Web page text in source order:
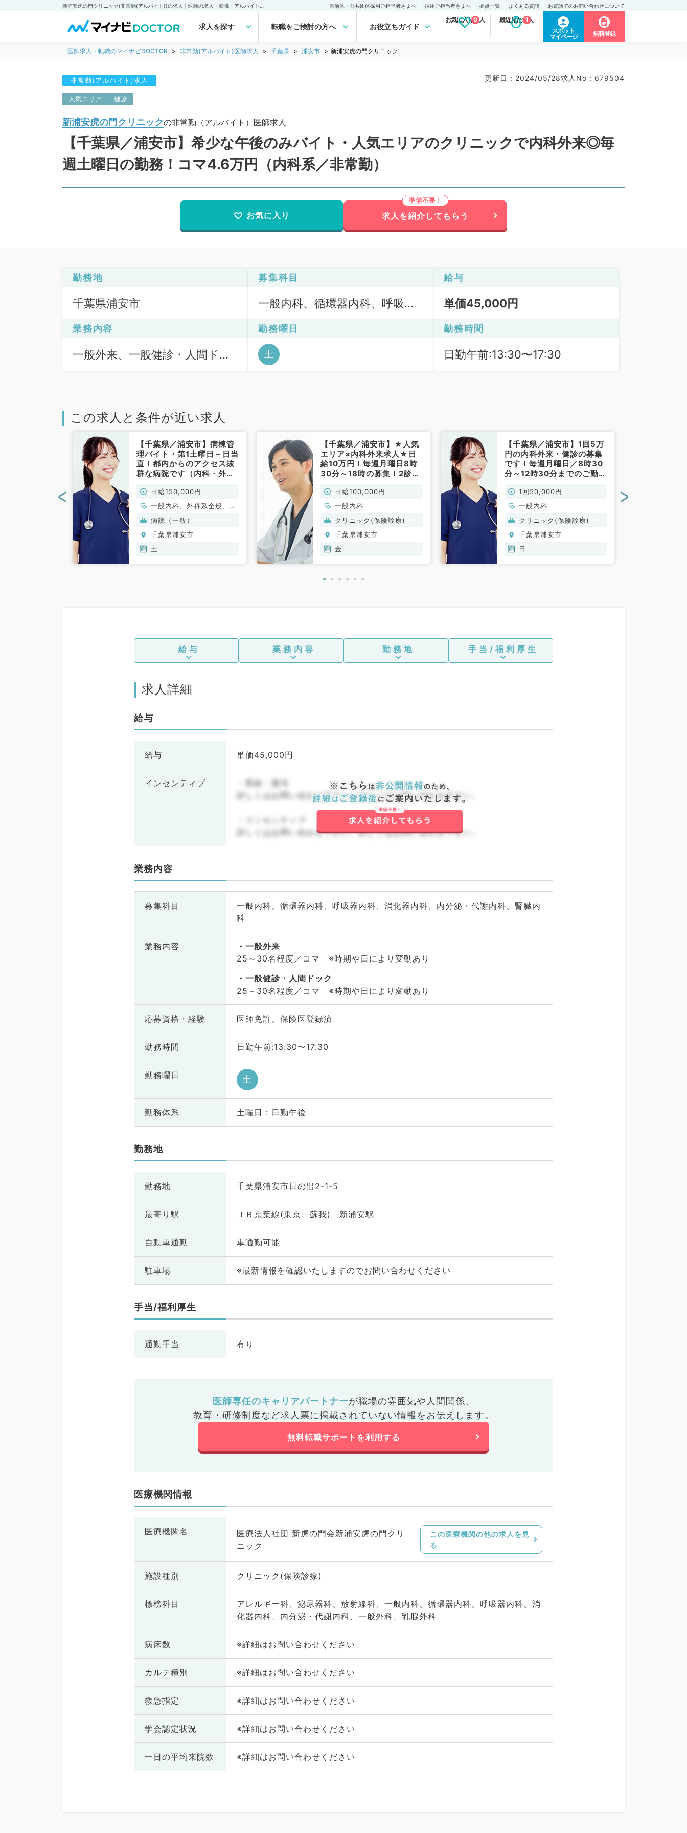
自治体・公共団体採用ご担当者さまへ 採用ご担当者さまへ 拠点一覧 よくある質問 お電話でのお問い合わせについて
求人を探す 転職をご検討の方へ お役立ちガイド
お気に入り求人
0 最近見た求人
1
スポット
マイページ
無料登録
医師求人・転職のマイナビDOCTOR 非常勤(アルバイト)医師求人 千葉県 浦安市 新浦安虎の門クリニック
非常勤(アルバイト)求人 更新日 : 2024/05/28求人No : 679504
人気エリア 健診
新浦安虎の門クリニックの非常勤（アルバイト）医師求人
【千葉県／浦安市】希少な午後のみバイト・人気エリアのクリニックで内科外来◎毎
週土曜日の勤務！コマ4.6万円（内科系／非常勤）
お気に入り 求人を紹介してもらう
勤務地
千葉県浦安市
募集科目
一般内科、循環器内科、呼吸器
謝内科、腎臓内科
給与
単価45,000円
業務内容
一般外来、一般健診・人間ドッ
勤務曜日
土
勤務時間
日勤午前:13:30〜17:30
この求人と条件が近い求人
【千葉県／浦安市】病棟管
理バイト・第1土曜日～日当
直！都内からのアクセス抜
群な病院です（内科・外科
日給150,000円
一般内科、外科系全般、一
般外科
病院（一般）
千葉県浦安市
土
【千葉県／浦安市】★人気
エリア×内科外来求人★日
給10万円！毎週月曜日8時
30分～18時の募集！2診制
ます！（一般内科／非常
勤）
日給100,000円
一般内科
クリニック(保険診療)
千葉県浦安市
金
【千葉県／浦安市】1回5万
円の内科外来・健診の募集
です！毎週月曜日／8時30
分～12時30分までのご勤
務いただけます！（一般内
科／非常勤）
1回50,000円
一般内科
クリニック(保険診療)
千葉県浦安市
日
< >
給与 業務内容 勤務地 手当/福利厚生
求人詳細
給与
給与 単価45,000円
インセンティブ
・昇給・賞与
詳しくはお問い合わせ下さい。詳しくはお問い合わせ下さい。
・インセンティブ
詳しくはお問い合わせ下さい。詳しくはお問い合わせ下さい。
業務内容
募集科目
一般内科、循環器内科、呼吸器内科、消化器内科、内分泌・代謝内科、腎臓内
科
業務内容
一般外来
25～30名程度／コマ ※時期や日により変動あり
一般健診・人間ドック
25～30名程度／コマ ※時期や日により変動あり
応募資格・ 経験 医師免許、保険医登録済
勤務時間 日勤午前:13:30〜17:30
勤務曜日 土
勤務体系 土曜日 : 日勤午後
勤務地
勤務地 千葉県浦安市日の出2-1-5
最寄り駅 ＪＲ京葉線(東京－蘇我) 新浦安駅
自動車通勤 車通勤可能
駐車場 ※最新情報を確認いたしますのでお問い合わせください
手当/福利厚生
通勤手当 有り
医師専任のキャリアパートナーが職場の雰囲気や人間関係、
教育・研修制度など求人票に掲載されていない情報をお伝えします。
無料転職サポートを利用する
医療機関情報
医療機関名
医療法人社団 新虎の門会新浦安虎の門クリ
ニック
この医療機関の他の求人を見
る
施設種別 クリニック(保険診療)
標榜科目
アレルギー科、泌尿器科、放射線科、一般内科、循環器内科、呼吸器内科、消
化器内科、内分泌・代謝内科、一般外科、乳腺外科
病床数 ※詳細はお問い合わせください
カルテ種別 ※詳細はお問い合わせください
救急指定 ※詳細はお問い合わせください
学会認定状況 ※詳細はお問い合わせください
一日の平均来院数 ※詳細はお問い合わせください